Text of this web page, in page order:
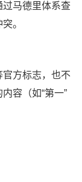
马德里体系查
。
方标志，也不
容（如“第一”